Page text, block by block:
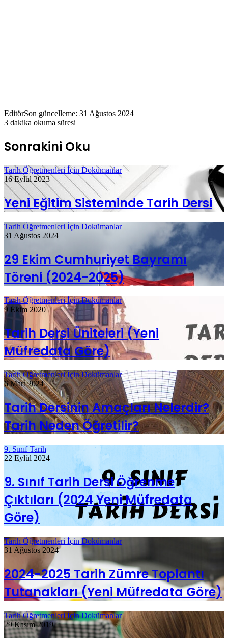
EditörSon güncelleme: 31 Ağustos 2024
3 dakika okuma süresi
Sonrakini Oku
Tarih Öğretmenleri İçin Dokümanlar
16 Eylül 2023
Yeni Eğitim Sisteminde Tarih Dersi
Tarih Öğretmenleri İçin Dokümanlar
31 Ağustos 2024
29 Ekim Cumhuriyet Bayramı
Töreni (2024-2025)
Tarih Öğretmenleri İçin Dokümanlar
9 Ekim 2020
Tarih Dersi Üniteleri (Yeni
Müfredata Göre)
Tarih Öğretmenleri İçin Dokümanlar
6 Mart 2024
Tarih Dersinin Amaçları Nelerdir?
Tarih Neden Öğretilir?
9. Sınıf Tarih
22 Eylül 2024
9. Sınıf Tarih Dersi Öğrenme
Çıktıları (2024 Yeni Müfredata
Göre)
Tarih Öğretmenleri İçin Dokümanlar
31 Ağustos 2024
2024-2025 Tarih Zümre Toplantı
Tutanakları (Yeni Müfredata Göre)
Tarih Öğretmenleri İçin Dokümanlar
29 Kasım 2019